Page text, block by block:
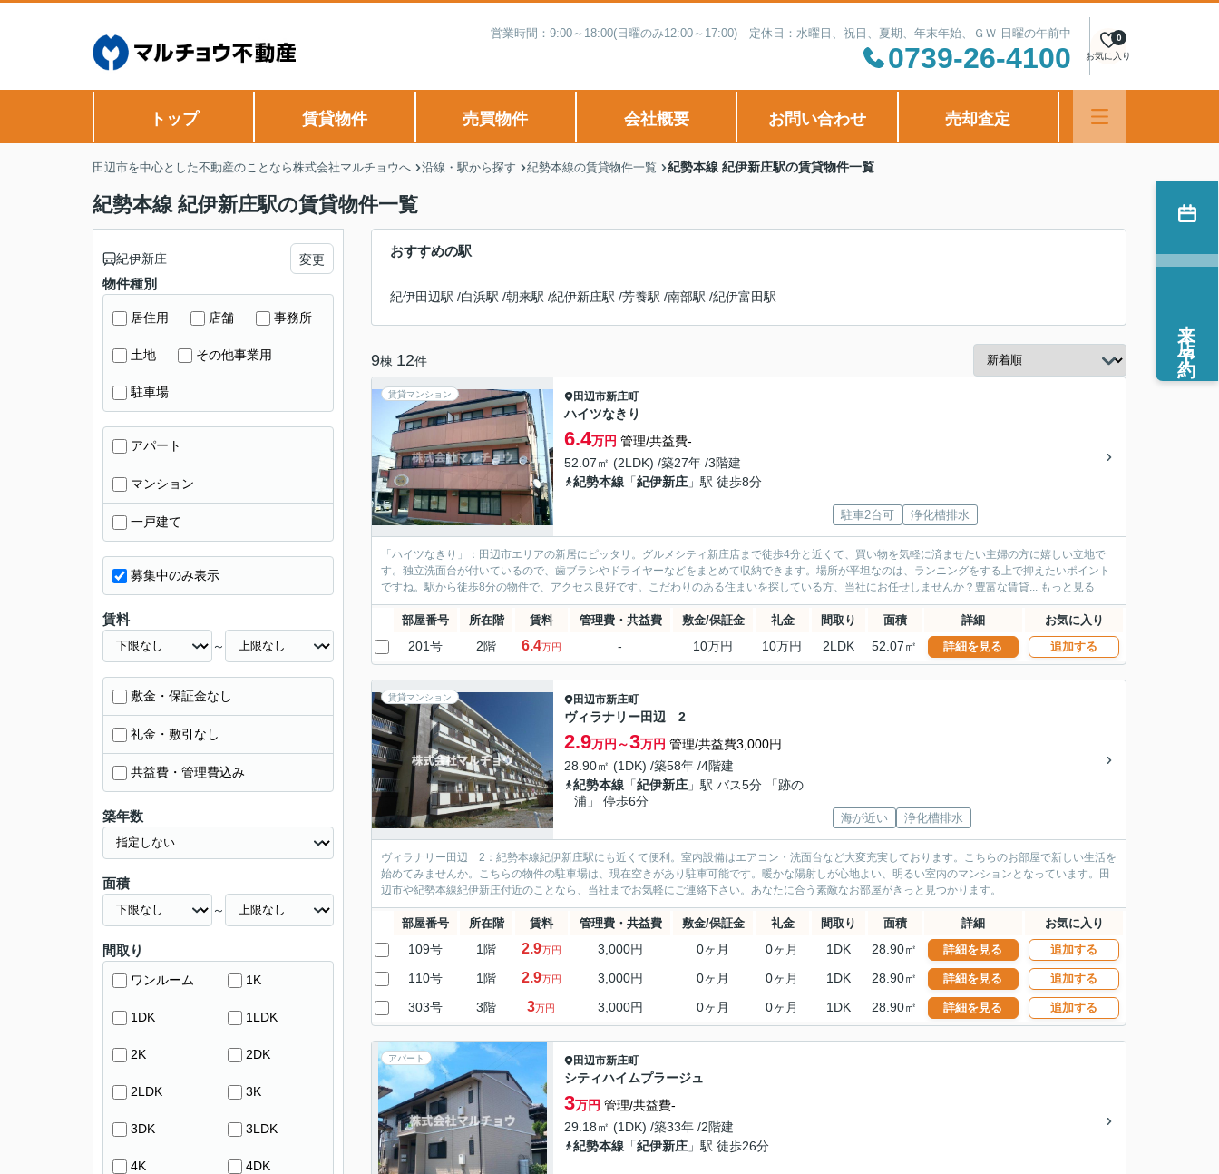
営業時間：9:00～18:00(日曜のみ12:00～17:00) 定休日：水曜日、祝日、夏期、年末年始、ＧＷ 日曜の午前中
0739-26-4100 お気に入り
0
トップ 賃貸物件 売買物件 会社概要 お問い合わせ 売却査定
田辺市を中心とした不動産のことなら株式会社マルチョウへ 沿線・駅から探す 紀勢本線の賃貸物件一覧 紀勢本線 紀伊新庄駅の賃貸物件一覧
紀勢本線 紀伊新庄駅の賃貸物件一覧
おすすめの駅
紀伊田辺駅 /白浜駅 /朝来駅 /紀伊新庄駅 /芳養駅 /南部駅 /紀伊富田駅
9棟 12件
賃貸マンション 田辺市新庄町
ハイツなきり
6.4万円 管理/共益費-
52.07㎡ (2LDK) /築27年 /3階建
紀勢本線 「紀伊新庄 」駅 徒歩8分
駐車2台可 浄化槽排水
「ハイツなきり」：田辺市エリアの新居にピッタリ。グルメシティ新庄店まで徒歩4分と近くて、買い物を気軽に済ませたい主婦の方に嬉しい立地で
す。独立洗面台が付いているので、歯ブラシやドライヤーなどをまとめて収納できます。場所が平坦なのは、ランニングをする上で抑えたいポイント
ですね。駅から徒歩8分の物件で、アクセス良好です。こだわりのある住まいを探している方、当社にお任せしませんか？豊富な賃貸... もっと見る
部屋番号 所在階 賃料 管理費・共益費 敷金/保証金 礼金 間取り 面積 詳細 お気に入り
201号 2階 6.4万円 - 10万円 10万円 2LDK 52.07㎡ 詳細を見る 追加する
賃貸マンション 田辺市新庄町
ヴィラナリー田辺 2
2.9万円～3万円 管理/共益費3,000円
28.90㎡ (1DK) /築58年 /4階建
紀勢本線 「紀伊新庄 」駅 バス5分 「跡の
浦」 停歩6分
海が近い 浄化槽排水
ヴィラナリー田辺 2：紀勢本線紀伊新庄駅にも近くて便利。室内設備はエアコン・洗面台など大変充実しております。こちらのお部屋で新しい生活を
始めてみませんか。こちらの物件の駐車場は、現在空きがあり駐車可能です。暖かな陽射しが心地よい、明るい室内のマンションとなっています。田
辺市や紀勢本線紀伊新庄付近のことなら、当社までお気軽にご連絡下さい。あなたに合う素敵なお部屋がきっと見つかります。
部屋番号 所在階 賃料 管理費・共益費 敷金/保証金 礼金 間取り 面積 詳細 お気に入り
109号 1階 2.9万円 3,000円 0ヶ月 0ヶ月 1DK 28.90㎡ 詳細を見る 追加する
110号 1階 2.9万円 3,000円 0ヶ月 0ヶ月 1DK 28.90㎡ 詳細を見る 追加する
303号 3階 3万円 3,000円 0ヶ月 0ヶ月 1DK 28.90㎡ 詳細を見る 追加する
アパート 田辺市新庄町
シティハイムプラージュ
3万円 管理/共益費-
29.18㎡ (1DK) /築33年 /2階建
紀勢本線 「紀伊新庄 」駅 徒歩26分
紀伊新庄 変更
物件種別
居住用 店舗 事務所
土地 その他事業用
駐車場
アパート
マンション
一戸建て
募集中のみ表示
賃料
～
敷金・保証金なし
礼金・敷引なし
共益費・管理費込み
築年数
面積
～
間取り
ワンルーム 1K
1DK 1LDK
2K 2DK
2LDK 3K
3DK 3LDK
4K 4DK
来店予約